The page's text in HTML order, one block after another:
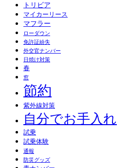
トリビア
マイカーリース
マフラー
ローダウン
免許証紛失
外交官ナンバー
日焼け対策
春
窓
節約
紫外線対策
自分でお手入れ
試乗
試乗体験
通報
防災グッズ